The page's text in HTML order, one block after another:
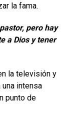
la fama.
pero hay
a Dios y tener
la televisión y
intensa
punto de